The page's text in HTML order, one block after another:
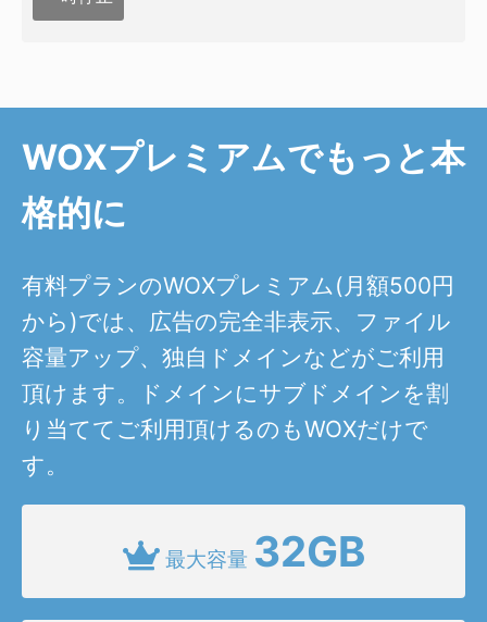
WOXプレミアムでもっと本
格的に
有料プランのWOXプレミアム(月額500円
から)では、広告の完全非表示、ファイル
容量アップ、独自ドメインなどがご利用
頂けます。ドメインにサブドメインを割
り当ててご利用頂けるのもWOXだけで
す。
最大容量 32GB